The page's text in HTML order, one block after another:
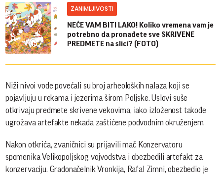
ZANIMLJIVOSTI
NEĆE VAM BITI LAKO! Koliko vremena vam je
potrebno da pronađete sve SKRIVENE
PREDMETE na slici? (FOTO)
Niži nivoi vode povećali su broj arheoloških nalaza koji se
pojavljuju u rekama i jezerima širom Poljske. Uslovi suše
otkrivaju predmete skrivene vekovima, iako izloženost takođe
ugrožava artefakte nekada zaštićene podvodnim okruženjem.
Nakon otkrića, zvaničnici su prijavili mač Konzervatoru
spomenika Velikopoljskog vojvodstva i obezbedili artefakt za
konzervaciju. Gradonačelnik Vronkija, Rafal Zimni, obezbedio je